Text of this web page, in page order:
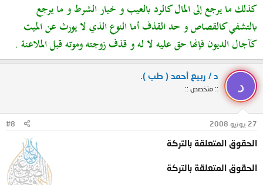
كذلك ما يرجع إلى المال كالرد بالعيب و خيار الشرط و ما يرجع
بالتشفي كالقصاص و حد القذف أما النوع الذي لا يورث عن الميت
كآجال الديون فإنها حق عليه لا له و قذف زوجته وموته قبل الملاعنة .
د
د / ربيع أحمد ( طب ).
:: متخصص ::
27 يونيو 2008 #8
الحقوق المتعلقة بالتركة
الحقوق المتعلقة بالتركة